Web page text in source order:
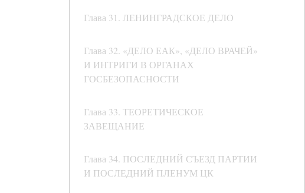
Глава 31. ЛЕНИНГРАДСКОЕ ДЕЛО
Глава 32. «ДЕЛО ЕАК», «ДЕЛО ВРАЧЕЙ»
И ИНТРИГИ В ОРГАНАХ
ГОСБЕЗОПАСНОСТИ
Глава 33. ТЕОРЕТИЧЕСКОЕ
ЗАВЕЩАНИЕ
Глава 34. ПОСЛЕДНИЙ СЪЕЗД ПАРТИИ
И ПОСЛЕДНИЙ ПЛЕНУМ ЦК